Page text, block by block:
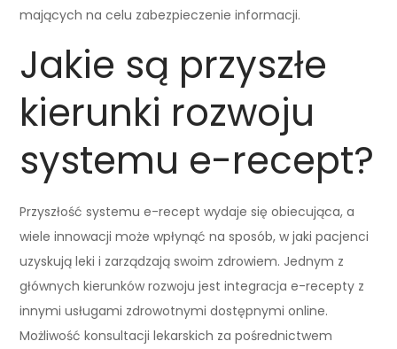
mających na celu zabezpieczenie informacji.
Jakie są przyszłe
kierunki rozwoju
systemu e-recept?
Przyszłość systemu e-recept wydaje się obiecująca, a
wiele innowacji może wpłynąć na sposób, w jaki pacjenci
uzyskują leki i zarządzają swoim zdrowiem. Jednym z
głównych kierunków rozwoju jest integracja e-recepty z
innymi usługami zdrowotnymi dostępnymi online.
Możliwość konsultacji lekarskich za pośrednictwem